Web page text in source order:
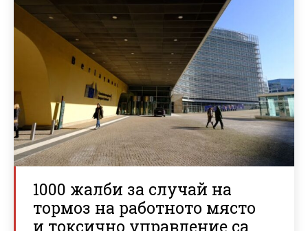
1000 жалби за случай на
тормоз на работното място
и токсично управление са